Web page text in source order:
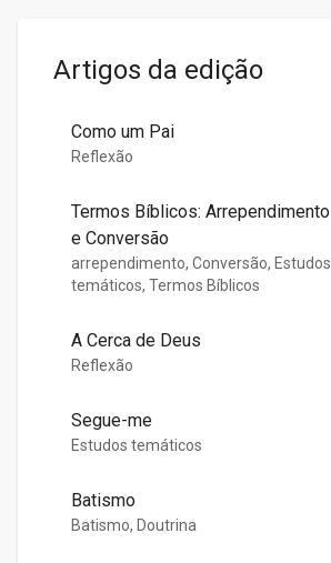
Artigos da edição
Como um Pai
Reflexão
Termos Bíblicos: Arrependimento
e Conversão
arrependimento, Conversão, Estudos
temáticos, Termos Bíblicos
A Cerca de Deus
Reflexão
Segue-me
Estudos temáticos
Batismo
Batismo, Doutrina